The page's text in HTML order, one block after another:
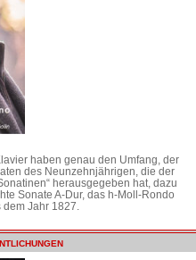
haben genau den Umfang, der
des Neunzehnjährigen, die der
herausgegeben hat, dazu
Sonate A-Dur, das h-Moll-Rondo
Jahr 1827.